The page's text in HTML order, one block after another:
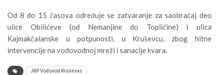
Od 8 do 15 časova određuje se zatvaranje za saobraćaj deo
ulice Obilićeve (od Nemanjine do Topličine) i ulica
Kajmakčalanske u potpunosti, u Kruševcu, zbog hitne
intervencije na vodovodnoj mreži i sanacije kvara.
JKP Vodovod Kruševac